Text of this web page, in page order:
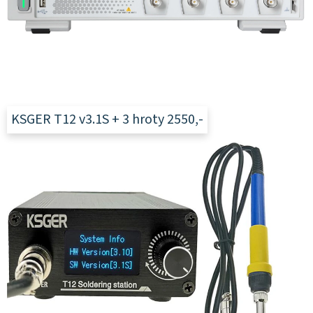
l
r
o
b
a
s
KSGER T12 v3.1S + 3 hroty 2550,-